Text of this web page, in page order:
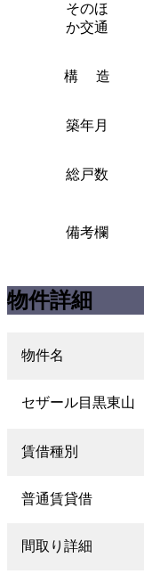
そのほ
か交通
構 造
築年月
総戸数
備考欄
物件詳細
物件名
セザール目黒東山
賃借種別
普通賃貸借
間取り詳細